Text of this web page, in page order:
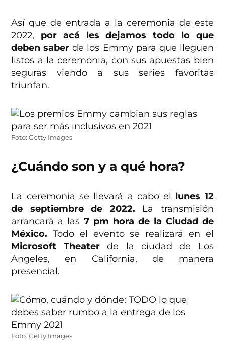
Así que de entrada a la ceremonia de este
2022, por acá les dejamos todo lo que
deben saber de los Emmy para que lleguen
listos a la ceremonia, con sus apuestas bien
seguras viendo a sus series favoritas
triunfan.
Foto: Getty Images
¿Cuándo son y a qué hora?
La ceremonia se llevará a cabo el lunes 12
de septiembre de 2022. La transmisión
arrancará a las7 pm hora de la Ciudad de
México.Todo el evento se realizará en el
Microsoft Theaterde la ciudad de Los
Angeles, en California, de manera
presencial.
Foto: Getty Images